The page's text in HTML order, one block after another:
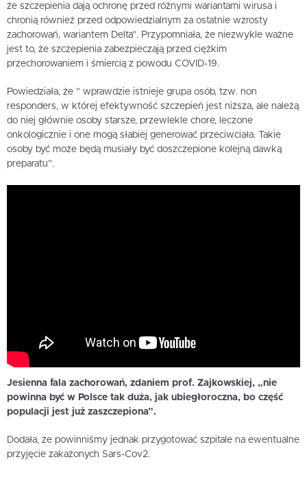
że szczepienia dają ochronę przed różnymi wariantami wirusa i
chronią również przed odpowiedzialnym za ostatnie wzrosty
zachorowań, wariantem Delta”. Przypomniała, że niezwykle ważne
jest to, że szczepienia zabezpieczają przed ciężkim
przechorowaniem i śmiercią z powodu COVID-19.
Powiedziała, że ” wprawdzie istnieje grupa osób, tzw. non
responders, w której efektywność szczepień jest niższa, ale należą
do niej głównie osoby starsze, przewlekle chore, leczone
onkologicznie i one mogą słabiej generować przeciwciała. Takie
osoby być może będą musiały być doszczepione kolejną dawką
preparatu”.
Jesienna fala zachorowań, zdaniem prof. Zajkowskiej, „nie
powinna być w Polsce tak duża, jak ubiegłoroczna, bo część
populacji jest już zaszczepiona”.
Dodała, że powinniśmy jednak przygotować szpitale na ewentualne
przyjęcie zakażonych Sars-Cov2.